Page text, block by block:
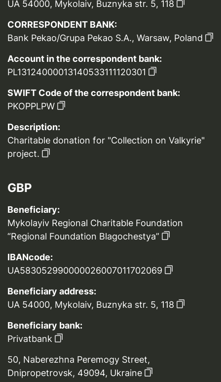
UA 54000, Mykolaiv, Buznyka str. 5, 118
CORRESPONDENT BANK:
Bank Pekao/Grupa Pekao S.A., Warsaw, Poland
Account in the correspondent bank:
PL13124000013140533111120301
SWIFT Code of the correspondent bank:
PKOPPLPW
Description:
Charitable donation for "Collection on Valkyrie"
project.
GBP
Beneficiary:
Mykolayiv Regional Charitable Foundation
“Regional Foundation Blagochestya”
IBANcode:
UA583052990000026007011702069
Beneficiary address:
UA 54000, Mykolaiv, Buznyka str. 5, 118
Beneficiary bank:
Privatbank
50, Naberezhna Peremogy Street,
Dnipropetrovsk, 49094, Ukraine